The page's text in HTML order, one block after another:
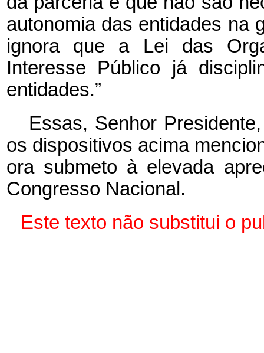
autonomia das entidades na
ignora que a Lei das
Interesse Público já
entidades.”
Essas, Senhor
os dispositivos acima
ora submeto à elevada
Congresso Nacional.
Este texto não substitui o